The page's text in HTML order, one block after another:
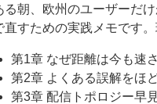
る朝、欧州のユーザーだ
直すための実践メモです
第1章 なぜ距離は今も速
第2章 よくある誤解をほ
第3章 配信トポロジー早